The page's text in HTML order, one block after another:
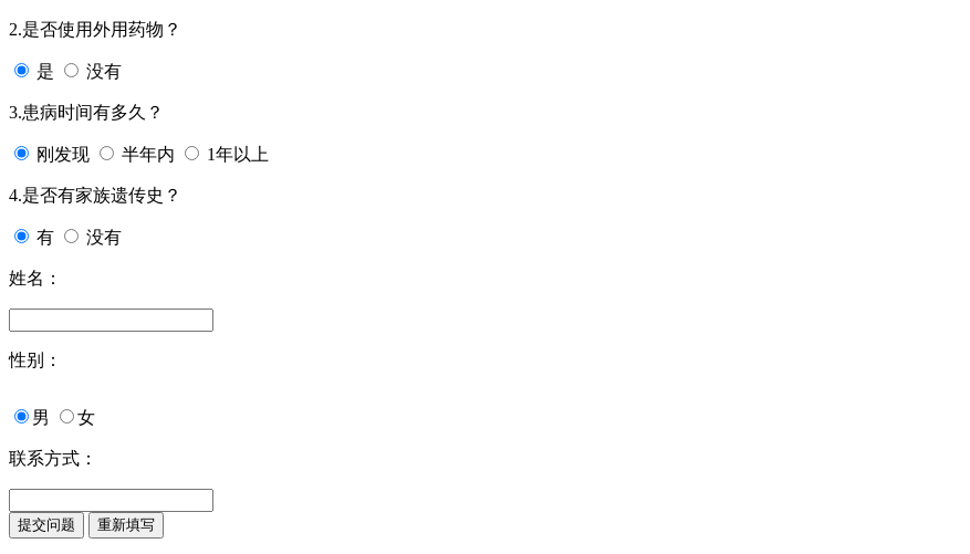
2.是否使用外用药物？
是 没有
3.患病时间有多久？
刚发现 半年内 1年以上
4.是否有家族遗传史？
有 没有
姓名：
性别：
男 女
联系方式：